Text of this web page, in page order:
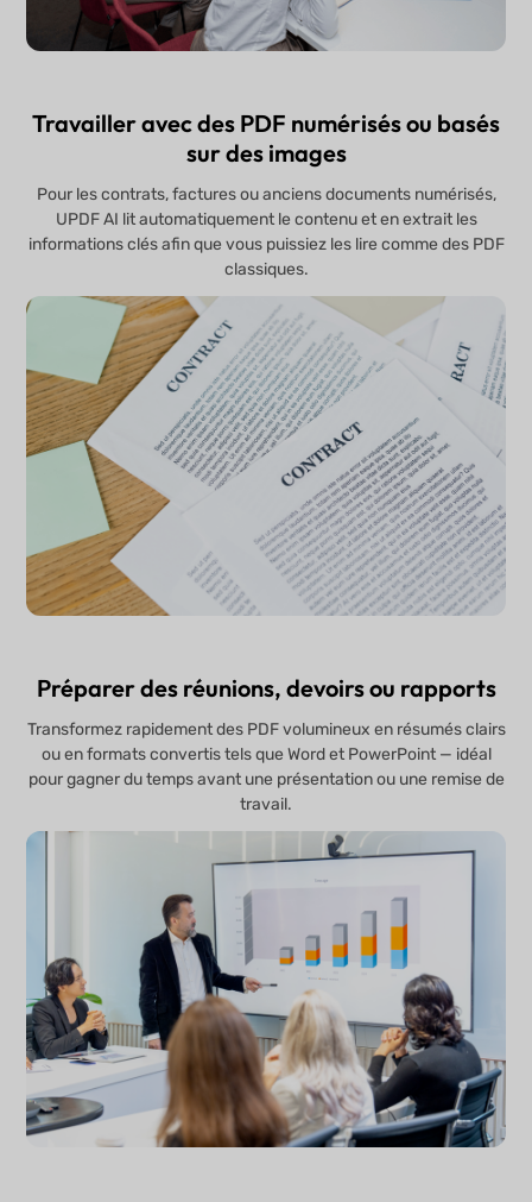
Travailler avec des PDF numérisés ou basés
sur des images
Pour les contrats, factures ou anciens documents numérisés,
UPDF AI lit automatiquement le contenu et en extrait les
informations clés afin que vous puissiez les lire comme des PDF
classiques.
Préparer des réunions, devoirs ou rapports
Transformez rapidement des PDF volumineux en résumés clairs
ou en formats convertis tels que Word et PowerPoint — idéal
pour gagner du temps avant une présentation ou une remise de
travail.